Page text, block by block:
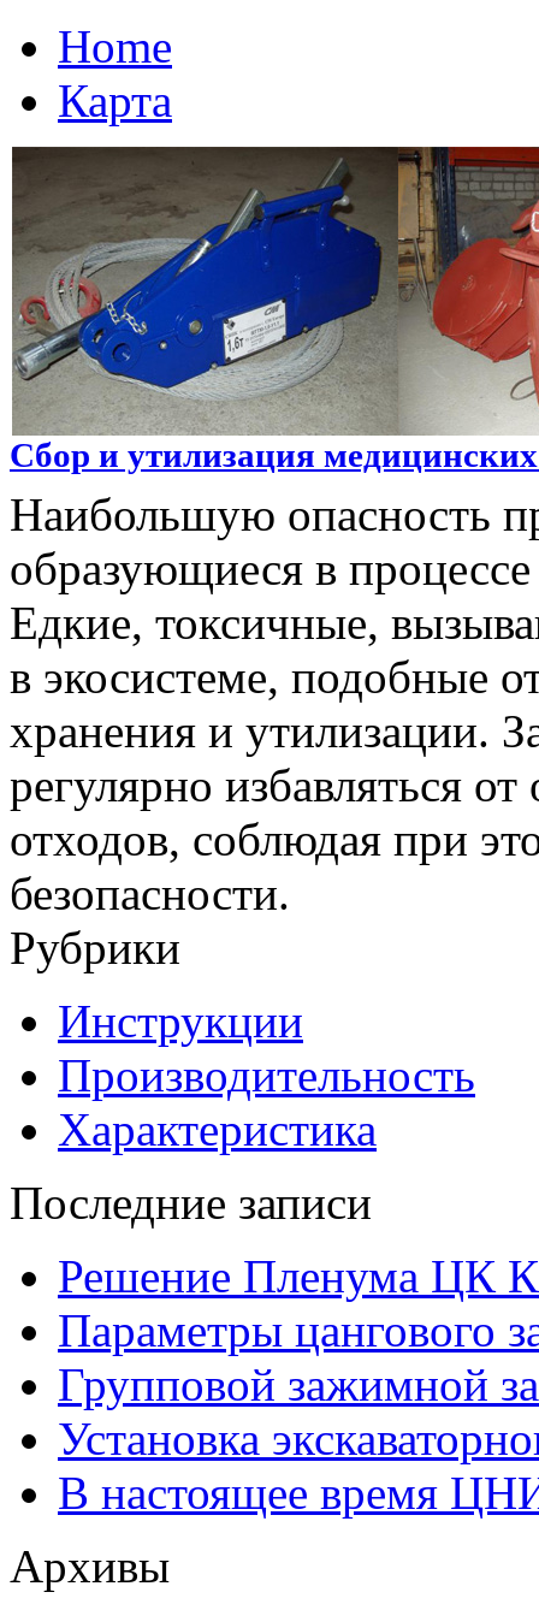
Home
Карта
Сбор и утилизация
Наибольшую опасность
образующиеся в
Едкие, токсичные,
в экосистеме, подобные
хранения и утилизации.
регулярно избавляться
отходов, соблюдая при
безопасности.
Рубрики
Инструкции
Производительность
Характеристика
Последние записи
Решение Пленума ЦК
Параметры цангового
Групповой зажимной
Установка
В настоящее время
Архивы